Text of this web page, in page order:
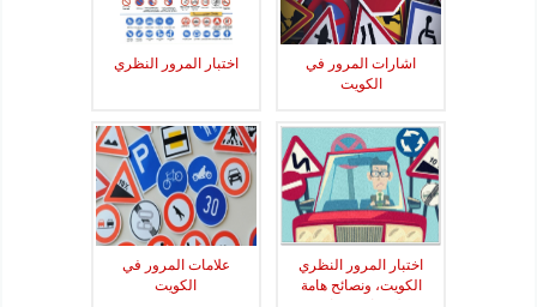
اشارات المرور في
الكويت
اختبار المرور النظري
اختبار المرور النظري
الكويت، ونصائح هامة
علامات المرور في
الكويت